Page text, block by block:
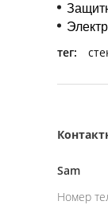
тег:
Sam
Номер